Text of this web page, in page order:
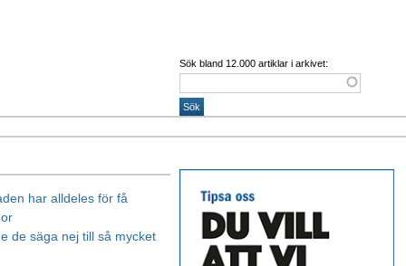
Sök bland 12.000 artiklar i arkivet:
har alldeles för få
de säga nej till så mycket